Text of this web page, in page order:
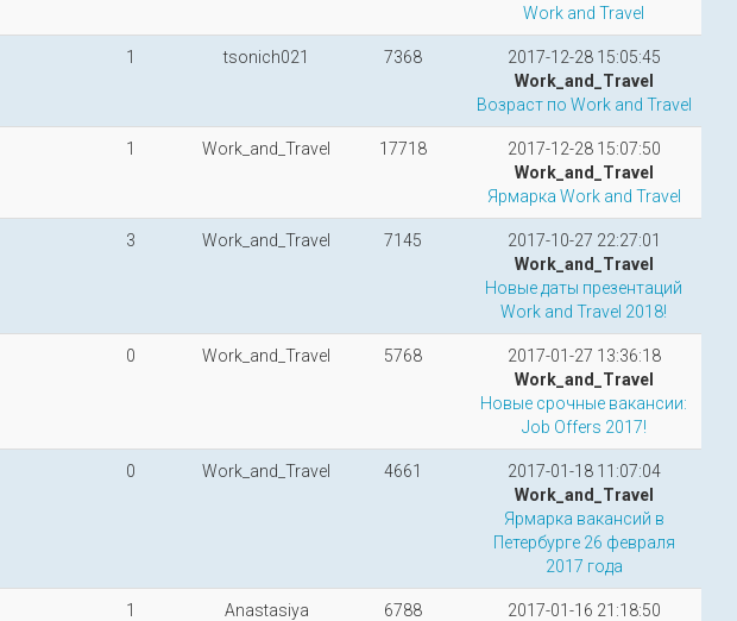
Work and Travel
1 tsonich021 7368
2017-12-28 15:05:45
Work_and_Travel
Возраст по Work and Travel
1 Work_and_Travel 17718
2017-12-28 15:07:50
Work_and_Travel
Ярмарка Work and Travel
3 Work_and_Travel 7145
2017-10-27 22:27:01
Work_and_Travel
Новые даты презентаций
Work and Travel 2018!
0 Work_and_Travel 5768
2017-01-27 13:36:18
Work_and_Travel
Новые срочные вакансии:
Job Offers 2017!
0 Work_and_Travel 4661
2017-01-18 11:07:04
Work_and_Travel
Ярмарка вакансий в
Петербурге 26 февраля
2017 года
1 Anastasiya 6788
2017-01-16 21:18:50